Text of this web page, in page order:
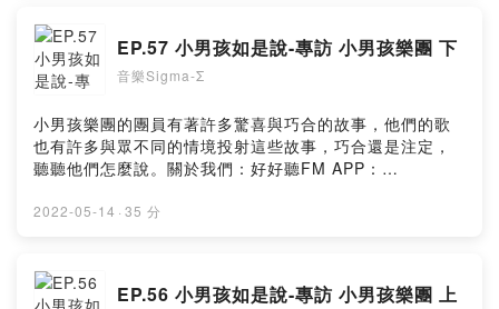
https://www.provoice.tw/host/donate/ytprovoice/好好
聽出品Powered by Firstory Hosting
EP.57 小男孩如是說-專訪 小男孩樂團 下
音樂Sigma-Σ
小男孩樂團的團員有著許多驚喜與巧合的故事，他們的歌
也有許多與眾不同的情境投射這些故事，巧合還是注定，
聽聽他們怎麼說。關於我們：好好聽FM APP：
https://risu.io/DYKs好好聽FM YouTube：
https://www.provoice.tw/host/donate/ytprovoice/好好
聽出品Powered by Firstory Hosting
2022-05-14 · 35 分
EP.56 小男孩如是說-專訪 小男孩樂團 上